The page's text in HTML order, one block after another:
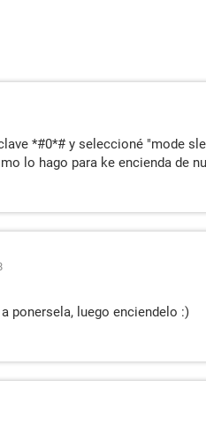
*#0*# y seleccioné "mode
lo hago para ke encienda de
ponersela, luego enciendelo :)